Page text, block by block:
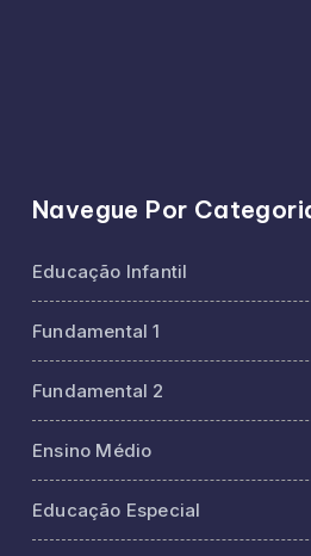
Navegue Por
Educação Infantil
Fundamental 1
Fundamental 2
Ensino Médio
Educação Especial